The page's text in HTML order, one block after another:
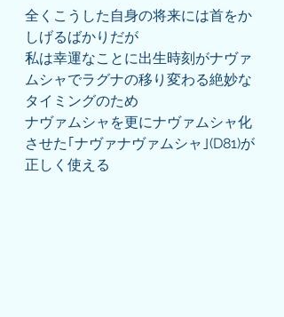
全くこうした自身の将来には首をか
しげるばかりだが
私は幸運なことに出生時刻がナヴァ
ムシャでラグナの移り変わる絶妙な
タイミングのため
ナヴァムシャを更にナヴァムシャ化
させた｢ナヴァナヴァムシャ｣(D81)が
正しく使える